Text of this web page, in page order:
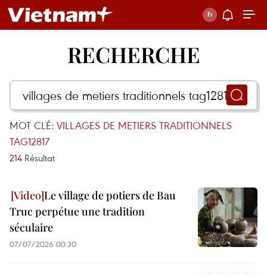
RECHERCHE
MOT CLÉ: VILLAGES DE METIERS TRADITIONNELS
TAG12817
214 Résultat
Le village de potiers de Bau
Truc perpétue une tradition
séculaire
07/07/2026 00:30